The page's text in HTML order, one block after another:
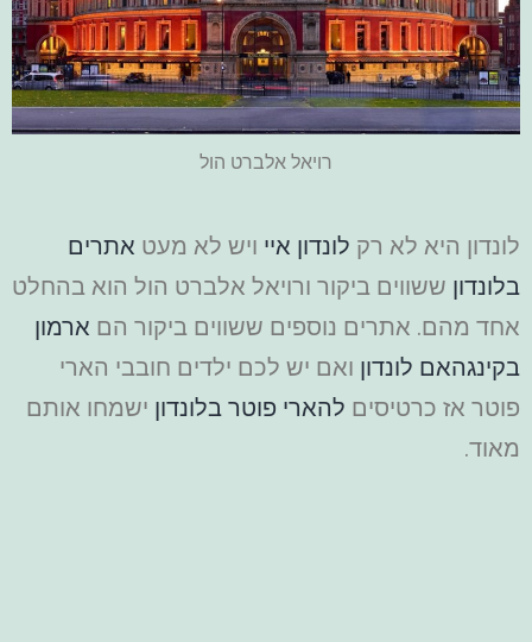
רויאל אלברט הול
לונדון היא לא רק לונדון איי ויש לא מעט אתרים
בלונדון ששווים ביקור ורויאל אלברט הול הוא בהחלט
אחד מהם. אתרים נוספים ששווים ביקור הם ארמון
בקינגהאם לונדון ואם יש לכם ילדים חובבי הארי
פוטר אז כרטיסים להארי פוטר בלונדון ישמחו אותם
מאוד.